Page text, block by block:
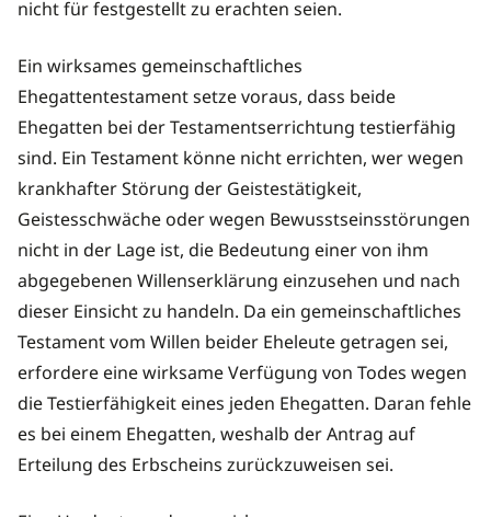
nicht für festgestellt zu erachten seien.
Ein wirksames gemeinschaftliches
Ehegattentestament setze voraus, dass beide
Ehegatten bei der Testamentserrichtung testierfähig
sind. Ein Testament könne nicht errichten, wer wegen
krankhafter Störung der Geistestätigkeit,
Geistesschwäche oder wegen Bewusstseinsstörungen
nicht in der Lage ist, die Bedeutung einer von ihm
abgegebenen Willenserklärung einzusehen und nach
dieser Einsicht zu handeln. Da ein gemeinschaftliches
Testament vom Willen beider Eheleute getragen sei,
erfordere eine wirksame Verfügung von Todes wegen
die Testierfähigkeit eines jeden Ehegatten. Daran fehle
es bei einem Ehegatten, weshalb der Antrag auf
Erteilung des Erbscheins zurückzuweisen sei.